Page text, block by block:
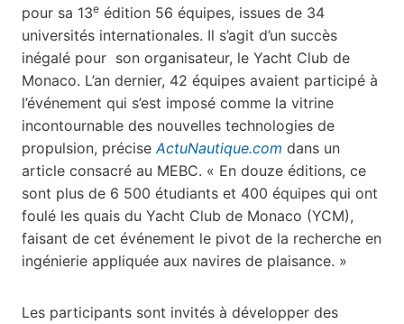
pour sa 13e édition 56 équipes, issues de 34
universités internationales. Il s’agit d’un succès
inégalé pour son organisateur, le Yacht Club de
Monaco. L’an dernier, 42 équipes avaient participé à
l’événement qui s’est imposé comme la vitrine
incontournable des nouvelles technologies de
propulsion, précise ActuNautique.com dans un
article consacré au MEBC. « En douze éditions, ce
sont plus de 6 500 étudiants et 400 équipes qui ont
foulé les quais du Yacht Club de Monaco (YCM),
faisant de cet événement le pivot de la recherche en
ingénierie appliquée aux navires de plaisance. »
Les participants sont invités à développer des